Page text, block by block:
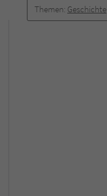
Themen: Geschichte